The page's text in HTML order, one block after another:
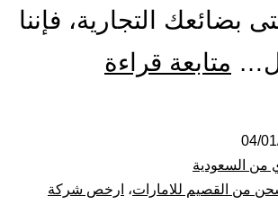
بضائعك التجارية، فإننا
متابعة قراءة
القصيم
04/
السعودية
من القصيم للامارات، ارخص شركة